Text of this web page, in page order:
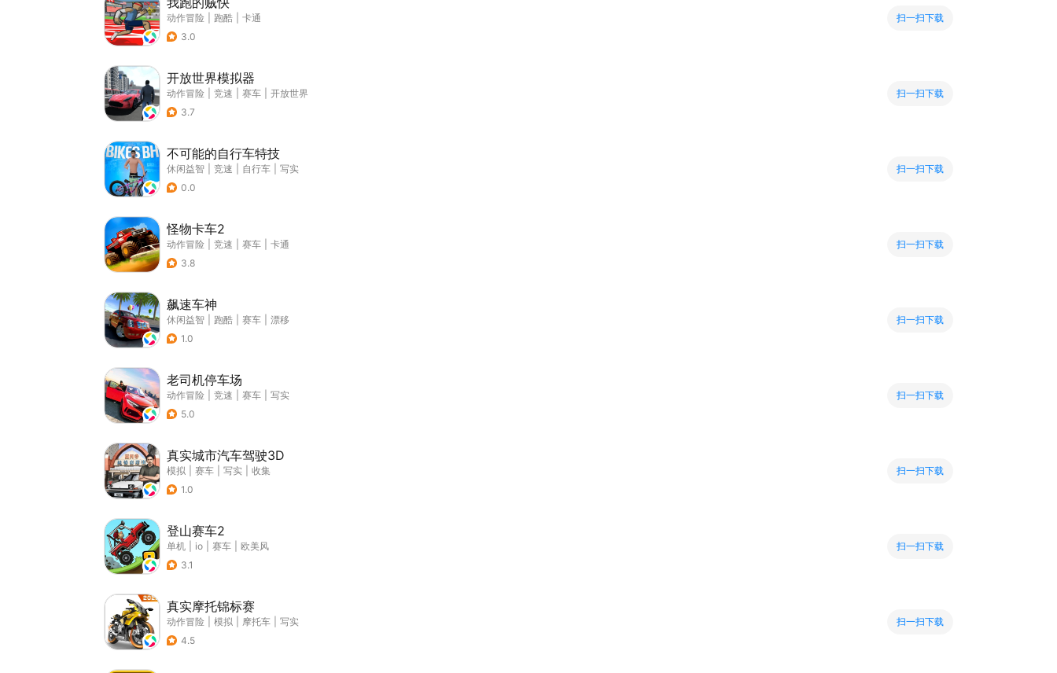
动作冒险 跑酷
卡通
3.0
扫一扫下载
开放世界模拟器
动作冒险 竞速 赛车
开放世界
3.7
扫一扫下载
不可能的自行车特技
休闲益智 竞速 自行车
写实
0.0
扫一扫下载
怪物卡车2
动作冒险 竞速 赛车
卡通
3.8
扫一扫下载
飙速车神
休闲益智 跑酷 赛车
漂移
1.0
扫一扫下载
老司机停车场
动作冒险 竞速 赛车
写实
5.0
扫一扫下载
真实城市汽车驾驶3D
模拟 赛车 写实
收集
1.0
扫一扫下载
登山赛车2
单机 io 赛车
欧美风
3.1
扫一扫下载
真实摩托锦标赛
动作冒险 模拟 摩托车
写实
4.5
扫一扫下载